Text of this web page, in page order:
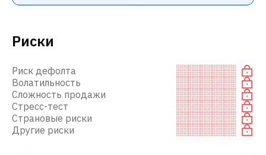
Риски
Риск дефолта
Волатильность
Сложность продажи
Стресс-тест
Страновые риски
Другие риски